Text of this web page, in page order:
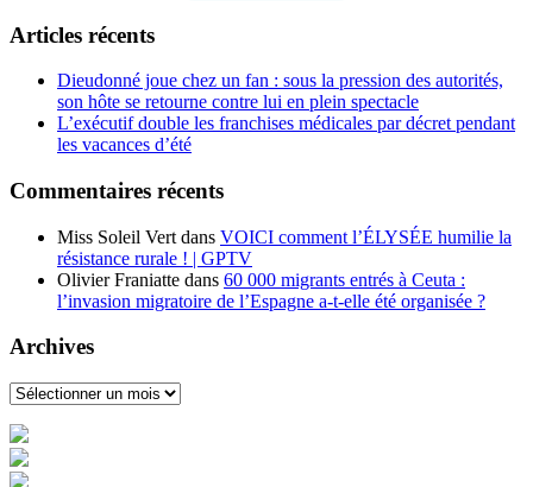
Articles récents
Dieudonné joue chez un fan : sous la pression des autorités,
son hôte se retourne contre lui en plein spectacle
L’exécutif double les franchises médicales par décret pendant
les vacances d’été
Commentaires récents
Miss Soleil Vert dans VOICI comment l’ÉLYSÉE humilie la
résistance rurale ! | GPTV
Olivier Franiatte dans 60 000 migrants entrés à Ceuta :
l’invasion migratoire de l’Espagne a-t-elle été organisée ?
Archives
Archives